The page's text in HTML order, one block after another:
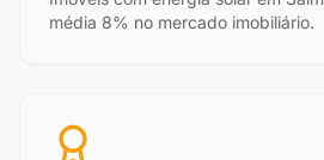
média 8% no mercado imobiliário.